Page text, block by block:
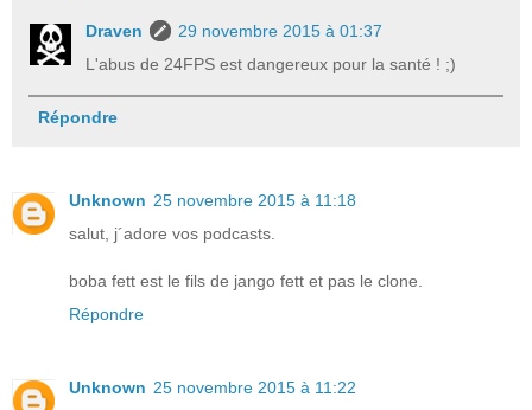
Draven
29 novembre 2015 à 01:37
L'abus de 24FPS est dangereux pour la santé ! ;)
Répondre
Unknown 25 novembre 2015 à 11:18
salut, j´adore vos podcasts.
boba fett est le fils de jango fett et pas le clone.
Répondre
Unknown 25 novembre 2015 à 11:22